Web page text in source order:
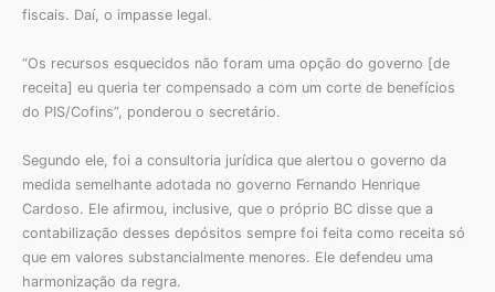
fiscais. Daí, o impasse legal.
“Os recursos esquecidos não foram uma opção do governo [de
receita] eu queria ter compensado a com um corte de benefícios
do PIS/Cofins”, ponderou o secretário.
Segundo ele, foi a consultoria jurídica que alertou o governo da
medida semelhante adotada no governo Fernando Henrique
Cardoso. Ele afirmou, inclusive, que o próprio BC disse que a
contabilização desses depósitos sempre foi feita como receita só
que em valores substancialmente menores. Ele defendeu uma
harmonização da regra.